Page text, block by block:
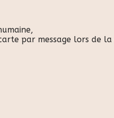
par message lors de la